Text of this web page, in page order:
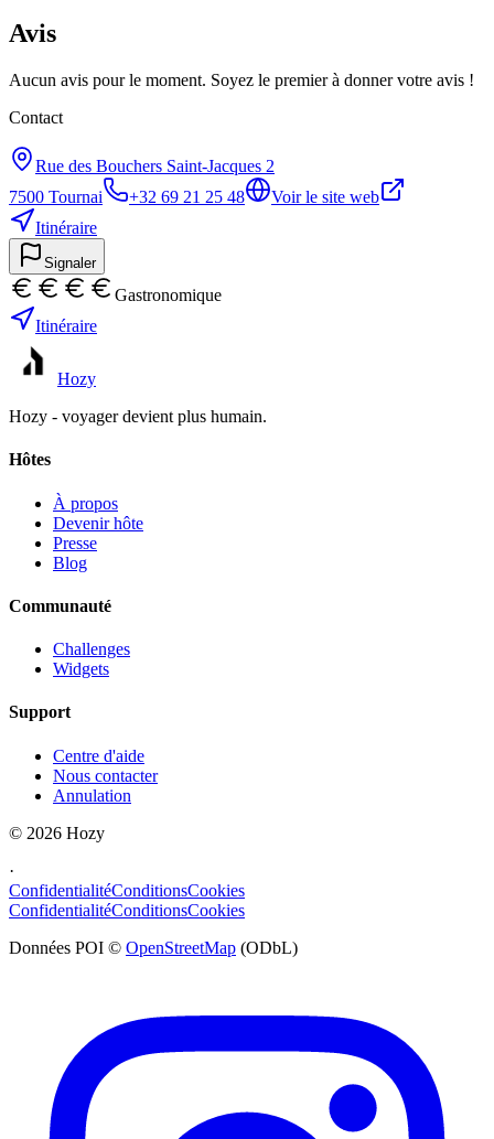
Avis
Aucun avis pour le moment. Soyez le premier à donner votre avis !
Contact
Rue des Bouchers Saint-Jacques 2
7500 Tournai +32 69 21 25 48
Voir le site web
Itinéraire
Signaler
Gastronomique
Itinéraire
Hozy
Hozy - voyager devient plus humain.
Hôtes
À propos
Devenir hôte
Presse
Blog
Communauté
Challenges
Widgets
Support
Centre d'aide
Nous contacter
Annulation
© 2026 Hozy
·
ConfidentialitéConditionsCookies
ConfidentialitéConditionsCookies
Données POI © OpenStreetMap (ODbL)